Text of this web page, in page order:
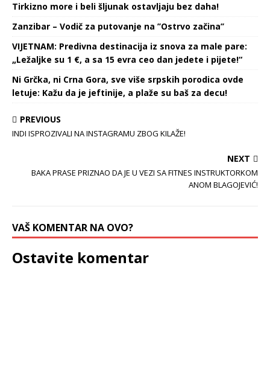
Tirkizno more i beli šljunak ostavljaju bez daha!
Zanzibar – Vodič za putovanje na ’’Ostrvo začina’’
VIJETNAM: Predivna destinacija iz snova za male pare:
„Ležaljke su 1 €, a sa 15 evra ceo dan jedete i pijete!“
Ni Grčka, ni Crna Gora, sve više srpskih porodica ovde
letuje: Kažu da je jeftinije, a plaže su baš za decu!
PREVIOUS
INDI ISPROZIVALI NA INSTAGRAMU ZBOG KILAŽE!
NEXT
BAKA PRASE PRIZNAO DA JE U VEZI SA FITNES INSTRUKTORKOM
ANOM BLAGOJEVIĆ!
VAŠ KOMENTAR NA OVO?
Ostavite komentar